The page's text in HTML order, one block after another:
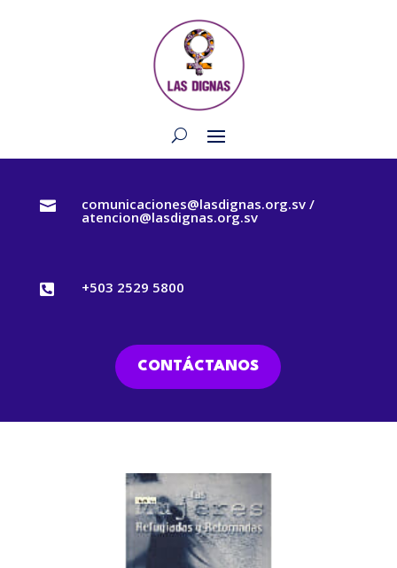
 comunicaciones@lasdignas.org.sv /
atencion@lasdignas.org.sv
 +503 2529 5800
CONTÁCTANOS